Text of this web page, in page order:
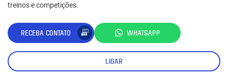
treinos e competições.
RECEBA CONTATO WHATSAPP
LIGAR